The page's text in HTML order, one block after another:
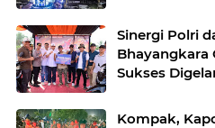
Sinergi Polri
Bhayangkara
Sukses
Kompak,